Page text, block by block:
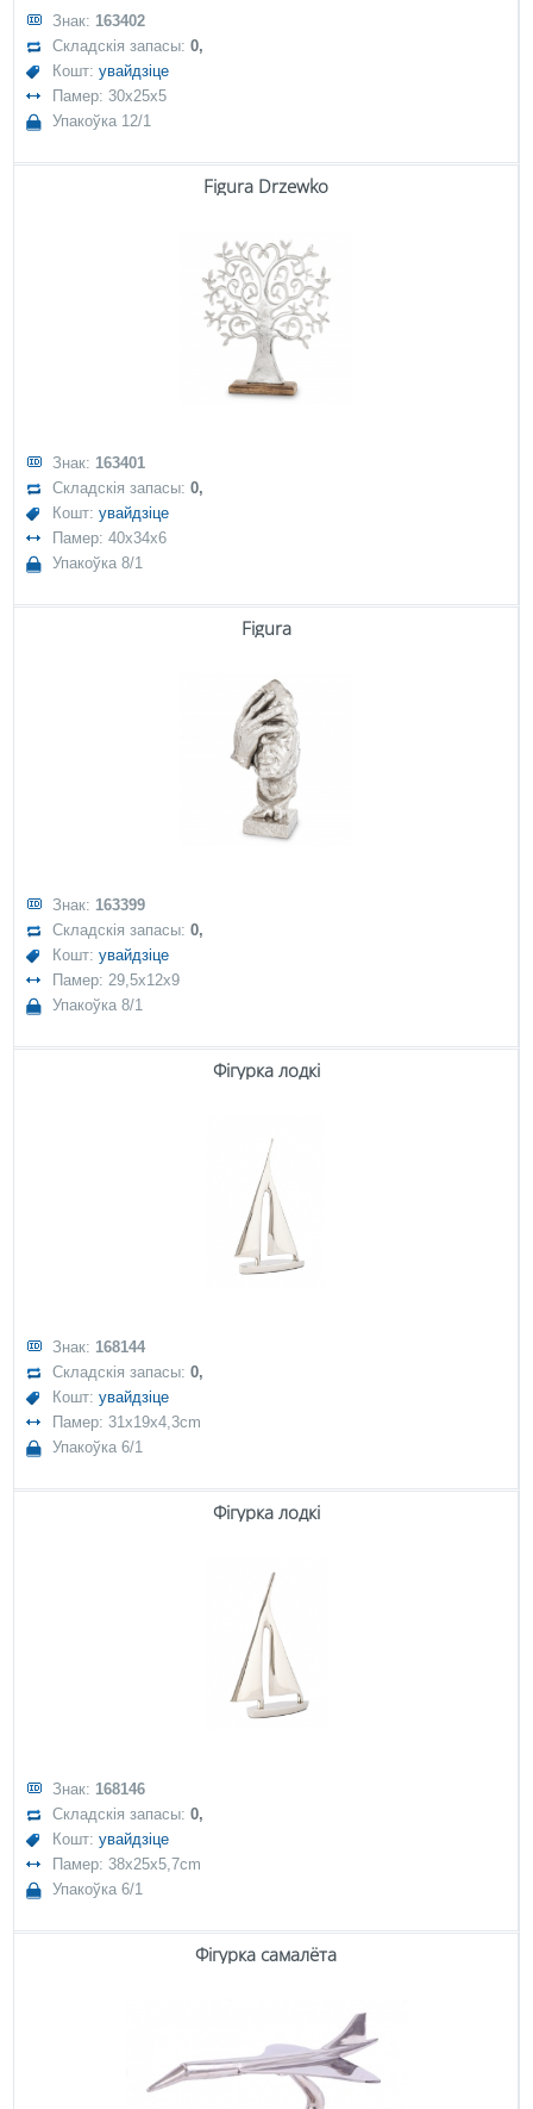
Знак: 163402
Складскія запасы:0,
Кошт:увайдзіце
Памер: 30x25x5
Упакоўка 12/1
Figura Drzewko
Знак: 163401
Складскія запасы:0,
Кошт:увайдзіце
Памер: 40x34x6
Упакоўка 8/1
Figura
Знак: 163399
Складскія запасы:0,
Кошт:увайдзіце
Памер: 29,5x12x9
Упакоўка 8/1
Фігурка лодкі
Знак: 168144
Складскія запасы:0,
Кошт:увайдзіце
Памер: 31x19x4,3cm
Упакоўка 6/1
Фігурка лодкі
Знак: 168146
Складскія запасы:0,
Кошт:увайдзіце
Памер: 38x25x5,7cm
Упакоўка 6/1
Фігурка самалёта